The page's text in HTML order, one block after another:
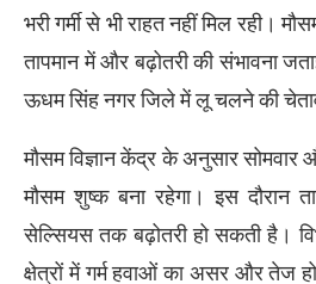
भरी गर्मी से भी राहत नहीं मिल रही।
तापमान में और बढ़ोतरी की संभावना
ऊधम सिंह नगर जिले में लू चलने की
मौसम विज्ञान केंद्र के अनुसार
मौसम शुष्क बना रहेगा। इस दौरान
सेल्सियस तक बढ़ोतरी हो सकती है।
क्षेत्रों में गर्म हवाओं का असर और तेज